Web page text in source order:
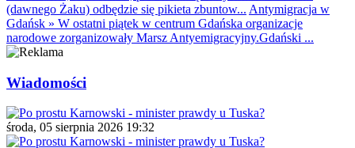
(dawnego Żaku) odbędzie się pikieta zbuntow... Antymigracja w
Gdańsk » W ostatni piątek w centrum Gdańska organizacje
narodowe zorganizowały Marsz Antyemigracyjny.Gdański ...
Wiadomości
środa, 05 sierpnia 2026 19:32